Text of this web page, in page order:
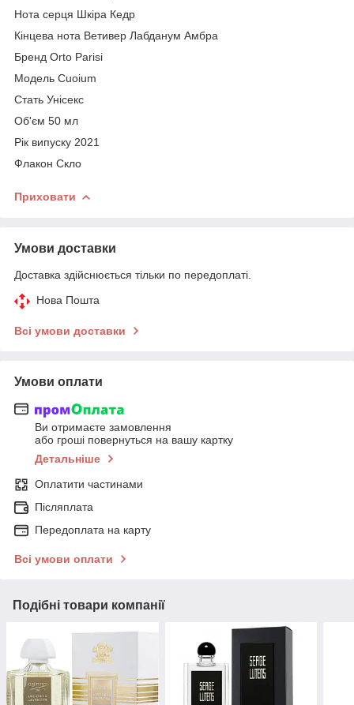
Нота серця Шкіра Кедр
Кінцева нота Ветивер Лабданум Амбра
Бренд Orto Parisi
Модель Cuoium
Стать Унісекс
Об'єм 50 мл
Рік випуску 2021
Флакон Скло
Приховати
Умови доставки
Доставка здійснюється тільки по передоплаті.
Нова Пошта
Всі умови доставки
Умови оплати
Ви отримаєте замовлення
або гроші повернуться на вашу картку
Детальніше
Оплатити частинами
Післяплата
Передоплата на карту
Всі умови оплати
Подібні товари компанії